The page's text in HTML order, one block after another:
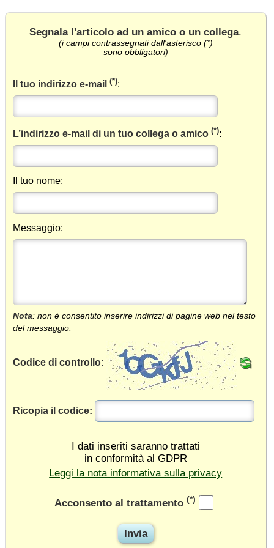
Segnala l'articolo ad un amico o un collega.
(i campi contrassegnati dall'asterisco (*)
sono obbligatori)
Il tuo indirizzo e-mail(*):
L’indirizzo e-mail di un tuo collega o amico(*):
Il tuo nome:
Messaggio:
Nota: non è consentito inserire indirizzi di pagine web nel testo
del messaggio.
Codice di controllo:
Ricopia il codice:
I dati inseriti saranno trattati
in conformità al GDPR
Leggi la nota informativa sulla privacy
Acconsento al trattamento (*)